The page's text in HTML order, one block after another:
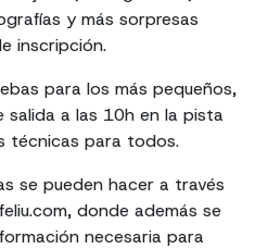
y más sorpresas
inscripción.
para los más pequeños,
a las 10h en la pista
técnicas para todos.
se pueden hacer a través
donde además se
necesaria para